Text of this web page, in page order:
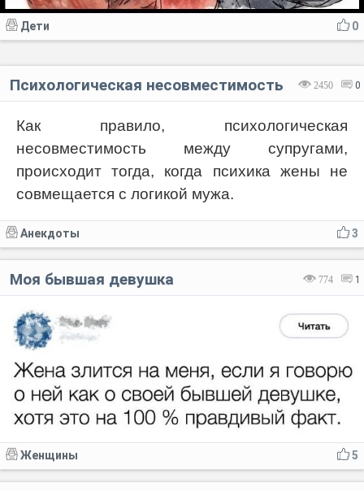
0
Дети
2450 0
Психологическая несовместимость
Как правило, психологическая
несовместимость между супругами,
происходит тогда, когда психика жены не
совмещается с логикой мужа.
3
Анекдоты
774 1
Моя бывшая девушка
5
Женщины